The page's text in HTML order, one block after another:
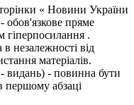
« Новини України
обов'язкове пряме
гіперпосилання .
незалежності від
матеріалів.
видань) - повинна бути
першому абзаці